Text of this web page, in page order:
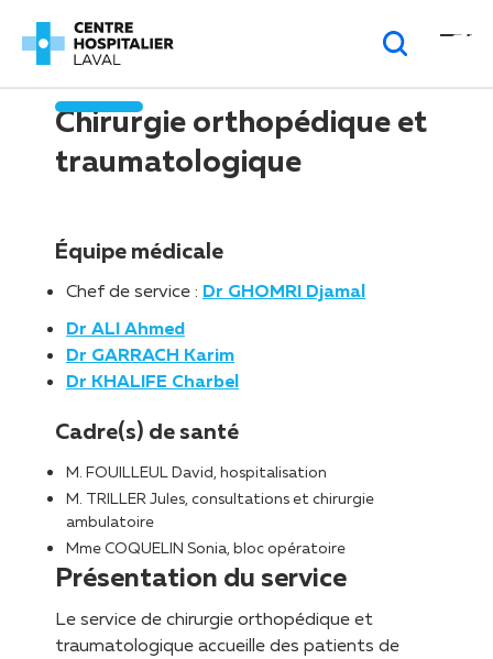
traumatologique
Chirurgie orthopédique et
traumatologique
Équipe médicale
Chef de service : Dr GHOMRI Djamal
Dr ALI Ahmed
Dr GARRACH Karim
Dr KHALIFE Charbel
Cadre(s) de santé
M. FOUILLEUL David, hospitalisation
M. TRILLER Jules, consultations et chirurgie
ambulatoire
Mme COQUELIN Sonia, bloc opératoire
Présentation du service
Le service de chirurgie orthopédique et
traumatologique accueille des patients de